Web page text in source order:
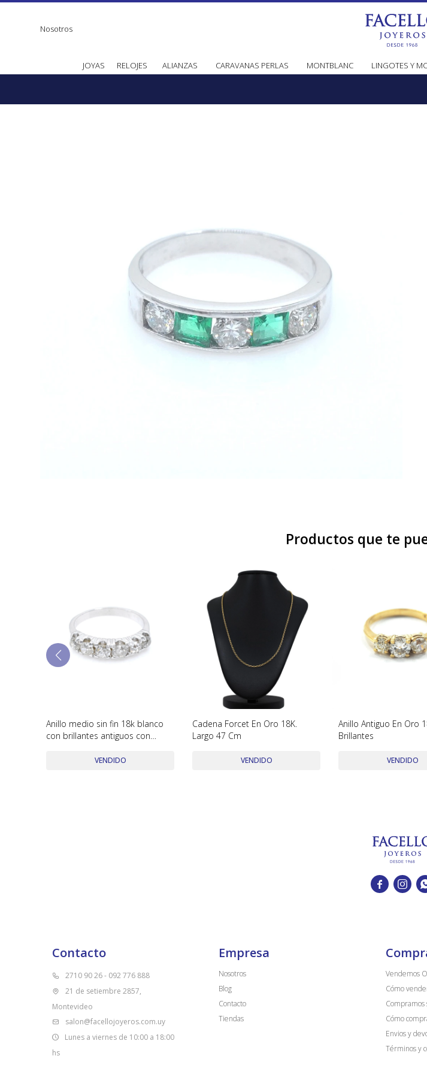
JOYAS RELOJES ALIANZAS CARAVANAS PERLAS MONTBLANC LINGOTES Y
Nosotros
Productos que te
Anillo medio sin fin 18k blanco
con brillantes antiguos con
VENDIDO
Cadena Forcet En Oro 18K.
Largo 47 Cm
VENDIDO
Anillo Antiguo En Oro
Brillantes
VENDIDO
 
Contacto
2710 90 26 - 092 776 888
21 de setiembre 2857,
Montevideo
salon@facellojoyeros.com.uy
Lunes a viernes de 10:00 a 18:00
hs
Empresa
Nosotros
Blog
Contacto
Tiendas
Vendemos
Cómo
Compramos
Cómo
Envios y
Términos y